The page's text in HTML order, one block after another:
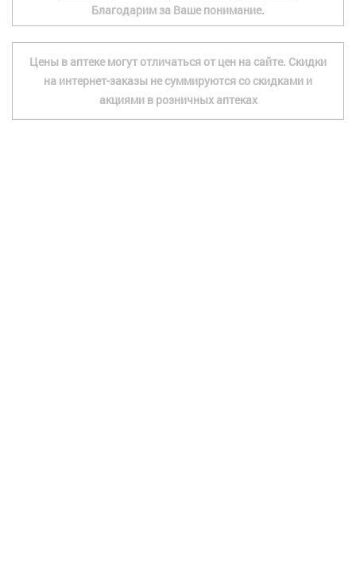
Благодарим за Ваше понимание.
Цены в аптеке могут отличаться от цен на сайте. Скидки
на интернет-заказы не суммируются со скидками и
акциями в розничных аптеках